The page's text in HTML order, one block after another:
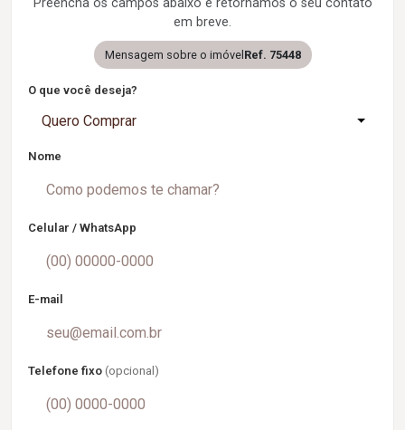
Preencha os campos abaixo e retornamos o seu contato
em breve.
Mensagem sobre o imóvel Ref. 75448
O que você deseja?
Quero Comprar
Nome
Celular / WhatsApp
E-mail
Telefone fixo (opcional)